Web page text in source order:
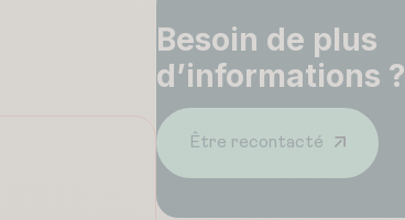
Besoin de plus
d’informations ?
Être recontacté